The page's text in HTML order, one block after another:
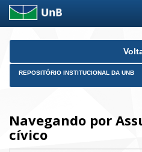
Skip
REPOSITÓRIO INSTITUCIONAL DA UNB
Navegando por
cívico